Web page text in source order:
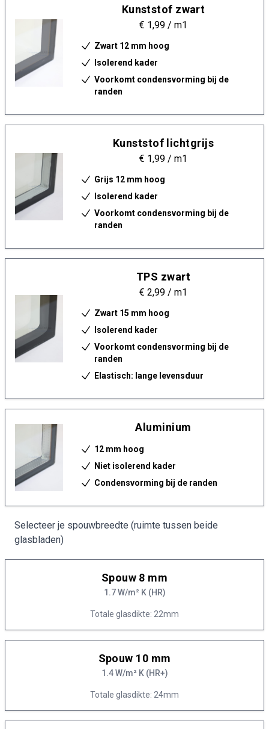
Kunststof zwart
€ 1,99 / m1
Zwart 12 mm hoog
Isolerend kader
Voorkomt condensvorming bij de
randen
Kunststof lichtgrijs
€ 1,99 / m1
Grijs 12 mm hoog
Isolerend kader
Voorkomt condensvorming bij de
randen
TPS zwart
€ 2,99 / m1
Zwart 15 mm hoog
Isolerend kader
Voorkomt condensvorming bij de
randen
Elastisch: lange levensduur
Aluminium
12 mm hoog
Niet isolerend kader
Condensvorming bij de randen
Selecteer je spouwbreedte (ruimte tussen beide
glasbladen)
Spouw 8 mm
1.7 W/m² K (HR)
Totale glasdikte: 22mm
Spouw 10 mm
1.4 W/m² K (HR+)
Totale glasdikte: 24mm